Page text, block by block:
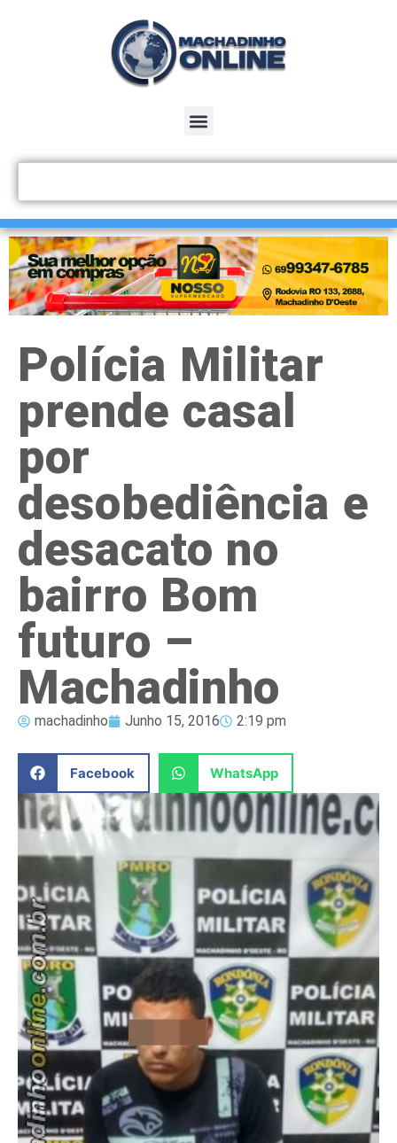
Polícia Militar
prende casal
por
desobediência e
desacato no
bairro Bom
futuro –
Machadinho
machadinho Junho 15, 2016 2:19 pm
Facebook WhatsApp